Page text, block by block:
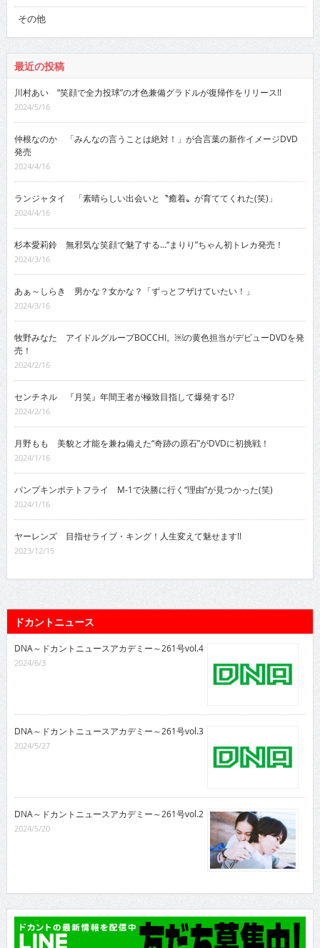
その他
最近の投稿
川村あい “笑顔で全力投球”の才色兼備グラドルが復帰作をリリース!!
2024/5/16
仲根なのか 「みんなの言うことは絶対！」が合言葉の新作イメージDVD
発売
2024/4/16
ランジャタイ 「素晴らしい出会いと〝癒着〟が育ててくれた(笑)」
2024/4/16
杉本愛莉鈴 無邪気な笑顔で魅了する…“まりり”ちゃん初トレカ発売！
2024/3/16
あぁ～しらき 男かな？女かな？「ずっとフザけていたい！」
2024/3/16
牧野みなた アイドルグループBOCCHI。￼の黄色担当がデビューDVDを発
売！
2024/2/16
センチネル 『月笑』年間王者が極致目指して爆発する!?
2024/2/16
月野もも 美貌と才能を兼ね備えた“奇跡の原石”がDVDに初挑戦！
2024/1/16
パンプキンポテトフライ M-1で決勝に行く“理由”が見つかった(笑)
2024/1/16
ヤーレンズ 目指せライブ・キング！人生変えて魅せます!!
2023/12/15
ドカントニュース
DNA～ドカントニュースアカデミー～261号vol.4
2024/6/3
DNA～ドカントニュースアカデミー～261号vol.3
2024/5/27
DNA～ドカントニュースアカデミー～261号vol.2
2024/5/20